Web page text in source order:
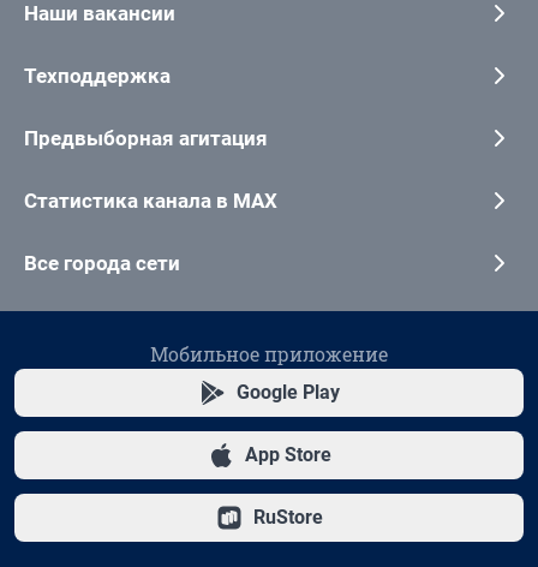
Наши вакансии
Техподдержка
Предвыборная агитация
Статистика канала в MAX
Все города сети
Мобильное приложение
Google Play
App Store
RuStore